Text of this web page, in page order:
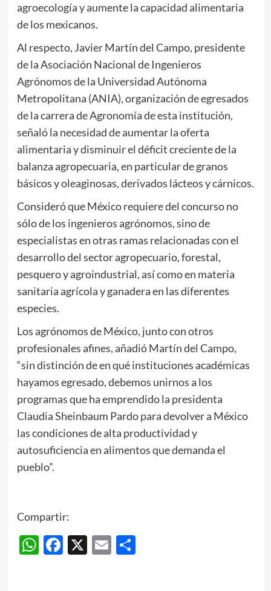
agroecología y aumente la capacidad alimentaria
de los mexicanos.
Al respecto, Javier Martín del Campo, presidente
de la Asociación Nacional de Ingenieros
Agrónomos de la Universidad Autónoma
Metropolitana (ANIA), organización de egresados
de la carrera de Agronomía de esta institución,
señaló la necesidad de aumentar la oferta
alimentaria y disminuir el déficit creciente de la
balanza agropecuaria, en particular de granos
básicos y oleaginosas, derivados lácteos y cárnicos.
Consideró que México requiere del concurso no
sólo de los ingenieros agrónomos, sino de
especialistas en otras ramas relacionadas con el
desarrollo del sector agropecuario, forestal,
pesquero y agroindustrial, así como en materia
sanitaria agrícola y ganadera en las diferentes
especies.
Los agrónomos de México, junto con otros
profesionales afines, añadió Martín del Campo,
“sin distinción de en qué instituciones académicas
hayamos egresado, debemos unirnos a los
programas que ha emprendido la presidenta
Claudia Sheinbaum Pardo para devolver a México
las condiciones de alta productividad y
autosuficiencia en alimentos que demanda el
pueblo”.
Compartir:
WhatsApp
Facebook
X EmailCompartir